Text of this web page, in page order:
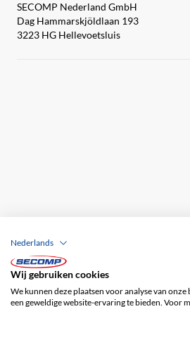
SECOMP Nederland GmbH
Dag Hammarskjöldlaan 193
3223 HG Hellevoetsluis
Nederlands
Wij gebruiken cookies
We kunnen deze plaatsen voor analyse van
een geweldige website-ervaring te bieden. Voor